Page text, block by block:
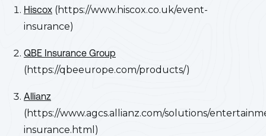
Hiscox (https://www.hiscox.co.uk/event-
insurance)
QBE Insurance Group
(https://qbeeurope.com/products/)
Allianz
(https://www.agcs.allianz.com/solutions/
insurance.html)